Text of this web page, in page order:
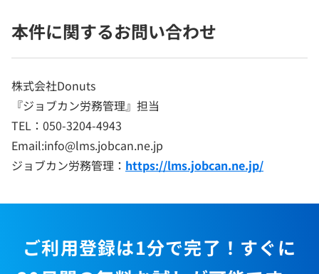
本件に関するお問い合わせ
株式会社Donuts
『ジョブカン労務管理』担当
TEL：050-3204-4943
Email:info@lms.jobcan.ne.jp
ジョブカン労務管理： https://lms.jobcan.ne.jp/
ご利用登録は1分で完了！すぐに